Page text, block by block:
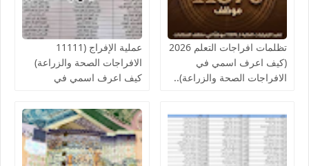
تظلمات افراجات التعلم 2026
(كيف اعرف اسمي في
الافراجات الصحة والزراعة)..
الصحة ومراقبات التعليم
عملية الإفراج (11111
الافراجات الصحة والزراعة)
كيف اعرف اسمي في
لإنجاز الإفراج المالي عن
رواتب الموظفين لشهر
أغسطس